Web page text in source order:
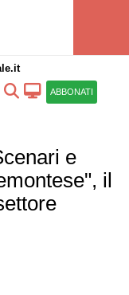
ABBONATI
e
il